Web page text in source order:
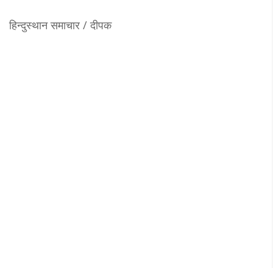
हिन्दुस्थान समाचार / दीपक